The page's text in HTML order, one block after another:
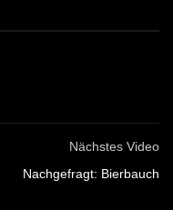
Nächstes Video
Nachgefragt: Bierbauch